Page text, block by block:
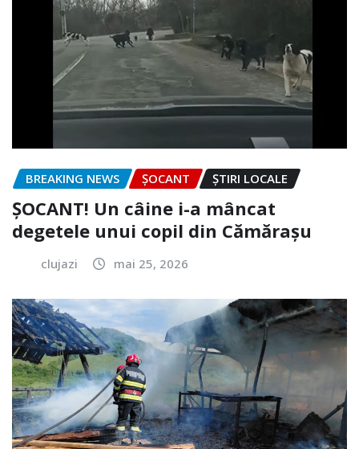
BREAKING NEWS ȘOCANT ȘTIRI LOCALE
ȘOCANT! Un câine i-a mâncat
degetele unui copil din Cămărașu
clujazi mai 25, 2026